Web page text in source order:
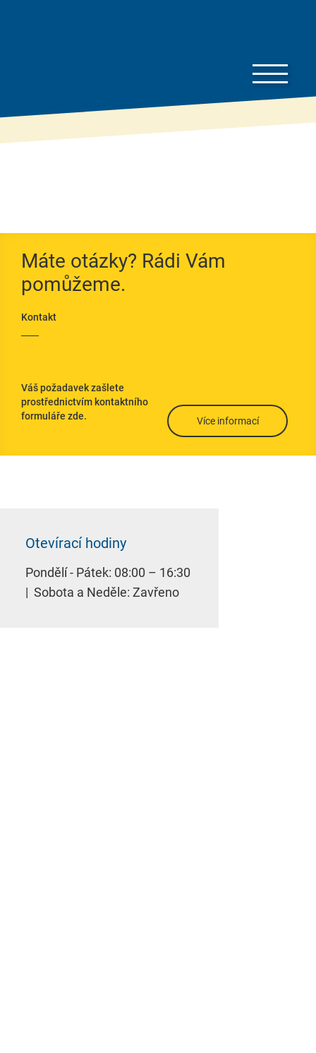
Ceník
To je dobré vědět…
Prospekty
Technické listy
Servisní formuláře
Prohlášení o
Máte otázky? Rádi Vám
pomůžeme.
Kontakt
Váš požadavek zašlete
prostřednictvím kontaktního
formuláře zde.
Více informací
Otevírací hodiny
Pondělí - Pátek: 08:00 – 16:30
| Sobota a Neděle: Zavřeno